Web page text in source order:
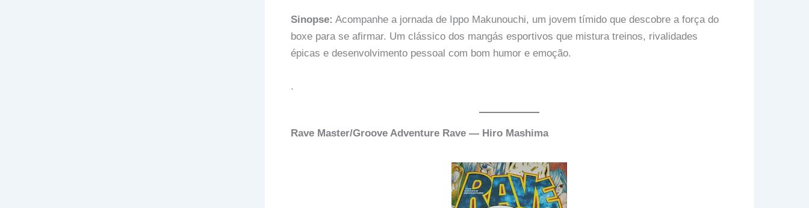
Sinopse: Acompanhe a jornada de Ippo Makunouchi, um jovem tímido que descobre a força do
boxe para se afirmar. Um clássico dos mangás esportivos que mistura treinos, rivalidades
épicas e desenvolvimento pessoal com bom humor e emoção.
.
Rave Master/Groove Adventure Rave — Hiro Mashima